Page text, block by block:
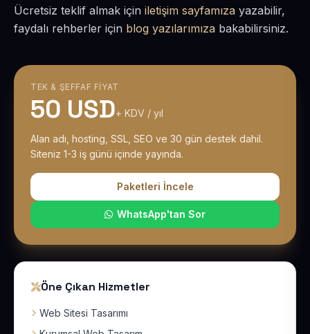
Ücretsiz teklif almak için iletişim sayfamıza yazabilir,
faydalı rehberler için blog yazılarımıza bakabilirsiniz.
TEK & ŞEFFAF FIYAT
50 USD+ KDV / yıl
Alan adı, hosting, SSL, SEO ve 30 gün destek dahil.
Siteniz 1-3 iş günü içinde yayında.
Paketleri İncele
WhatsApp'tan Sor
Öne Çıkan Hizmetler
Web Sitesi Tasarımı